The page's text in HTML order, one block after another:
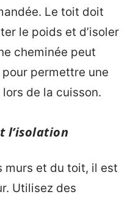
Le toit doit
le poids et d’isoler
cheminée peut
permettre une
de la cuisson.
l’isolation
murs et du toit, il est
Utilisez des